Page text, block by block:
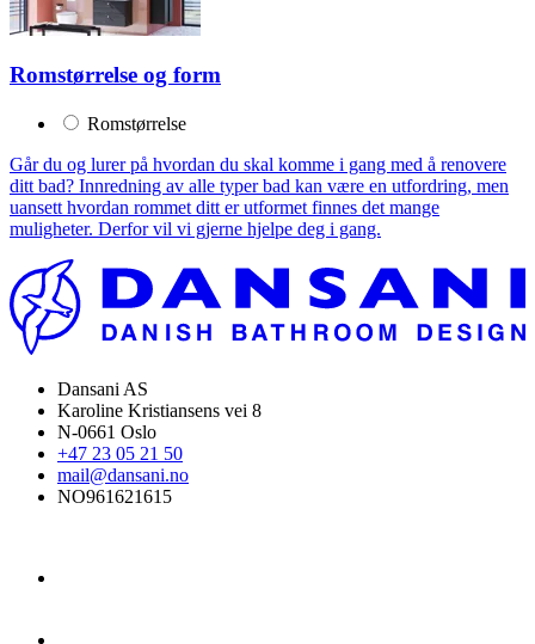
Romstørrelse og form
Romstørrelse
Går du og lurer på hvordan du skal komme i gang med å renovere
ditt bad? Innredning av alle typer bad kan være en utfordring, men
uansett hvordan rommet ditt er utformet finnes det mange
muligheter. Derfor vil vi gjerne hjelpe deg i gang.
Dansani AS
Karoline Kristiansens vei 8
N-0661 Oslo
+47 23 05 21 50
mail@dansani.no
NO961621615